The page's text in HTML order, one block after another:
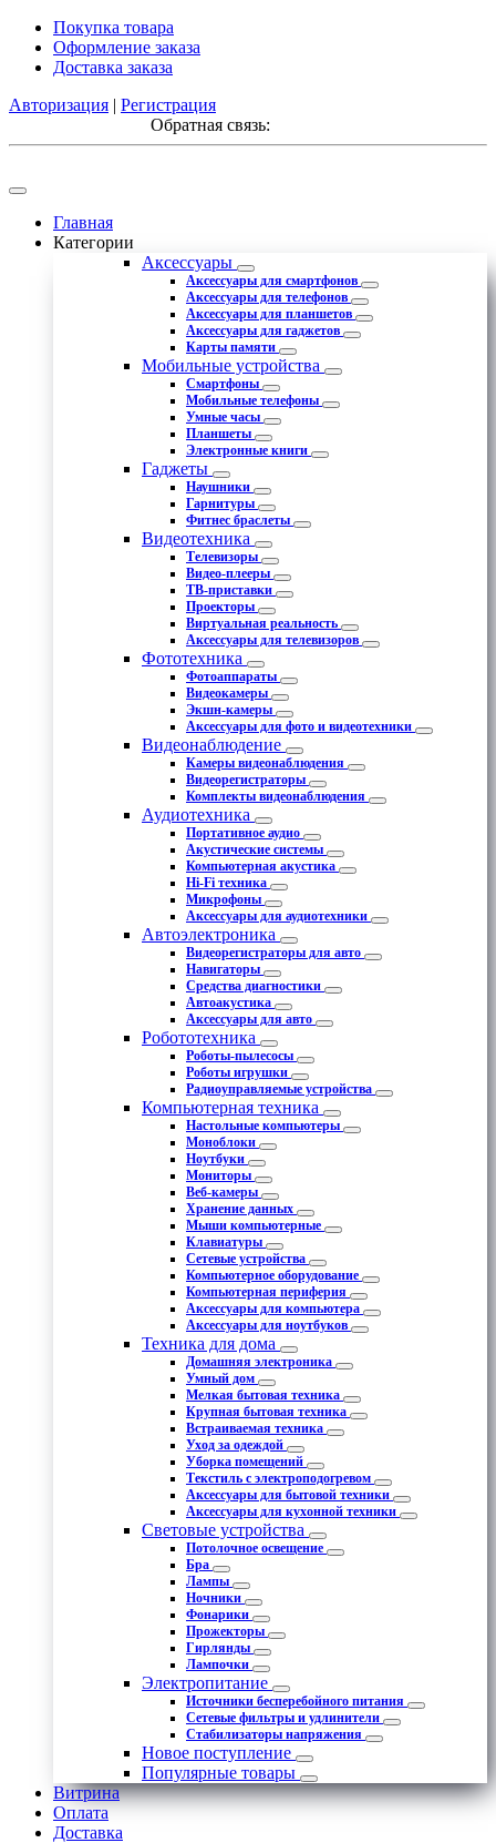
Покупка товара
Оформление заказа
Доставка заказа
Авторизация | Регистрация
Обратная связь:
Главная
Категории
Аксессуары
Аксессуары для смартфонов
Аксессуары для телефонов
Аксессуары для планшетов
Аксессуары для гаджетов
Карты памяти
Мобильные устройства
Смартфоны
Мобильные телефоны
Умные часы
Планшеты
Электронные книги
Гаджеты
Наушники
Гарнитуры
Фитнес браслеты
Видеотехника
Телевизоры
Видео-плееры
ТВ-приставки
Проекторы
Виртуальная реальность
Аксессуары для телевизоров
Фототехника
Фотоаппараты
Видеокамеры
Экшн-камеры
Аксессуары для фото и видеотехники
Видеонаблюдение
Камеры видеонаблюдения
Видеорегистраторы
Комплекты видеонаблюдения
Аудиотехника
Портативное аудио
Акустические системы
Компьютерная акустика
Hi-Fi техника
Микрофоны
Аксессуары для аудиотехники
Автоэлектроника
Видеорегистраторы для авто
Навигаторы
Средства диагностики
Автоакустика
Аксессуары для авто
Робототехника
Роботы-пылесосы
Роботы игрушки
Радиоуправляемые устройства
Компьютерная техника
Настольные компьютеры
Моноблоки
Ноутбуки
Мониторы
Веб-камеры
Хранение данных
Мыши компьютерные
Клавиатуры
Сетевые устройства
Компьютерное оборудование
Компьютерная периферия
Аксессуары для компьютера
Аксессуары для ноутбуков
Техника для дома
Домашняя электроника
Умный дом
Мелкая бытовая техника
Крупная бытовая техника
Встраиваемая техника
Уход за одеждой
Уборка помещений
Текстиль с электроподогревом
Аксессуары для бытовой техники
Аксессуары для кухонной техники
Световые устройства
Потолочное освещение
Бра
Лампы
Ночники
Фонарики
Прожекторы
Гирлянды
Лампочки
Электропитание
Источники бесперебойного питания
Сетевые фильтры и удлинители
Стабилизаторы напряжения
Новое поступление
Популярные товары
Витрина
Оплата
Доставка